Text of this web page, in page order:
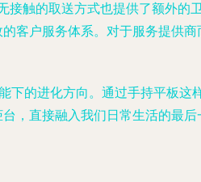
触的取送方式也提供了额外的
客户服务体系。对于服务提供
下的进化方向。通过手持平板这
直接融入我们日常生活的最后